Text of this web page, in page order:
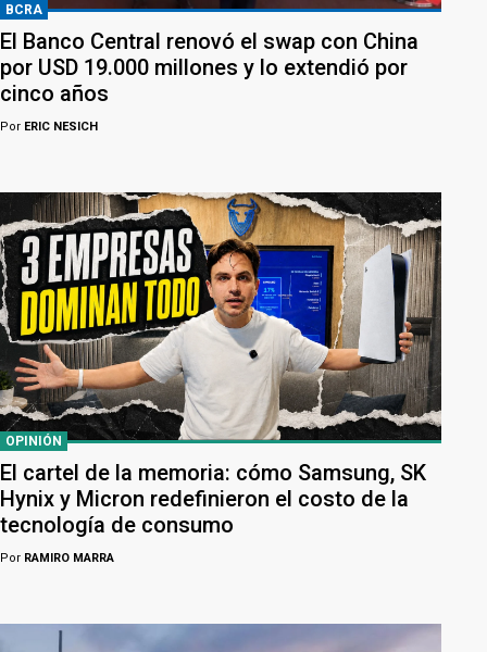
BCRA
El Banco Central renovó el swap con China
por USD 19.000 millones y lo extendió por
cinco años
Por ERIC NESICH
OPINIÓN
El cartel de la memoria: cómo Samsung, SK
Hynix y Micron redefinieron el costo de la
tecnología de consumo
Por RAMIRO MARRA